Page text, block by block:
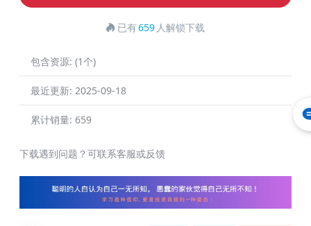
已有659 人解锁下载
包含资源: (1个)
最近更新: 2025-09-18
累计销量: 659
下载遇到问题？可联系客服或反馈